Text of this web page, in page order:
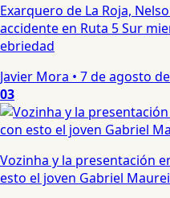
Exarquero de La Roja,
accidente en Ruta 5 Sur
ebriedad
Javier Mora • 7 de agosto
03
Vozinha y la presentación
esto el joven Gabriel